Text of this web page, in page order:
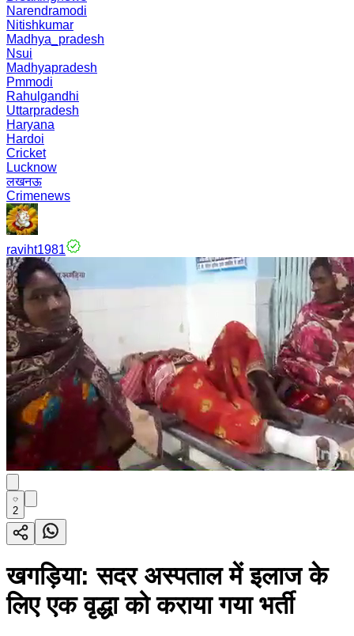
Narendramodi
Nitishkumar
Madhya_pradesh
Nsui
Madhyapradesh
Pmmodi
Rahulgandhi
Uttarpradesh
Haryana
Hardoi
Cricket
Lucknow
लखनऊ
Crimenews
raviht1981
2
खगड़िया: सदर अस्पताल में इलाज के
लिए एक वृद्धा को कराया गया भर्ती